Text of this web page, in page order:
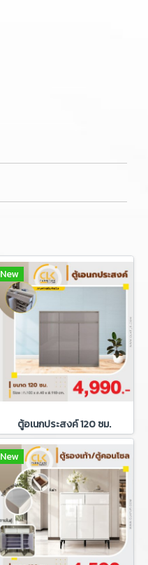
New
ตู้อเนกประสงค์ 120 ซม.
New